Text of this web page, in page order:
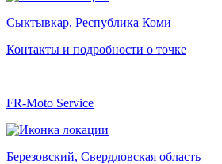
Сыктывкар, Республика Коми
Контакты и подробности о точке
FR-Moto Service
Березовский, Свердловская область